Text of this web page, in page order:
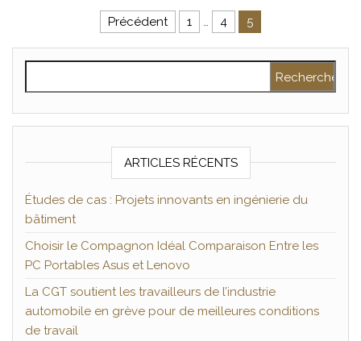
Précédent 1 … 4 5
ARTICLES RÉCENTS
Études de cas : Projets innovants en ingénierie du
bâtiment
Choisir le Compagnon Idéal Comparaison Entre les
PC Portables Asus et Lenovo
La CGT soutient les travailleurs de l’industrie
automobile en grève pour de meilleures conditions
de travail